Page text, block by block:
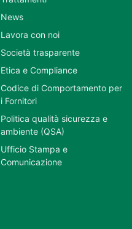
News
Lavora con noi
Società trasparente
Etica e Compliance
Codice di Comportamento per
i Fornitori
Politica qualità sicurezza e
ambiente (QSA)
Ufficio Stampa e
Comunicazione